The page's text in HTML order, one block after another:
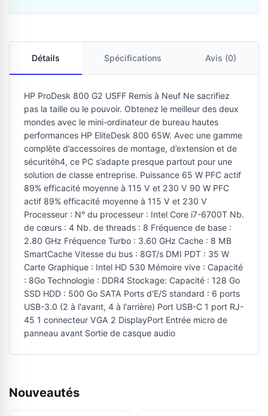
Détails Spécifications Avis (0)
HP ProDesk 800 G2 USFF Remis à Neuf Ne sacrifiez
pas la taille ou le pouvoir. Obtenez le meilleur des deux
mondes avec le mini-ordinateur de bureau hautes
performances HP EliteDesk 800 65W. Avec une gamme
complète d’accessoires de montage, d’extension et de
sécuritéh4, ce PC s’adapte presque partout pour une
solution de classe entreprise. Puissance 65 W PFC actif
89% efficacité moyenne à 115 V et 230 V 90 W PFC
actif 89% efficacité moyenne à 115 V et 230 V
Processeur : N° du processeur : Intel Core i7-6700T Nb.
de cœurs : 4 Nb. de threads : 8 Fréquence de base :
2.80 GHz Fréquence Turbo : 3.60 GHz Cache : 8 MB
SmartCache Vitesse du bus : 8GT/s DMI PDT : 35 W
Carte Graphique : Intel HD 530 Mémoire vive : Capacité
: 8Go Technologie : DDR4 Stockage: Capacité : 128 Go
SSD HDD : 500 Go SATA Ports d'E/S standard : 6 ports
USB-3.0 (2 à l'avant, 4 à l'arrière) Port USB-C 1 port RJ-
45 1 connecteur VGA 2 DisplayPort Entrée micro de
panneau avant Sortie de casque audio
Nouveautés